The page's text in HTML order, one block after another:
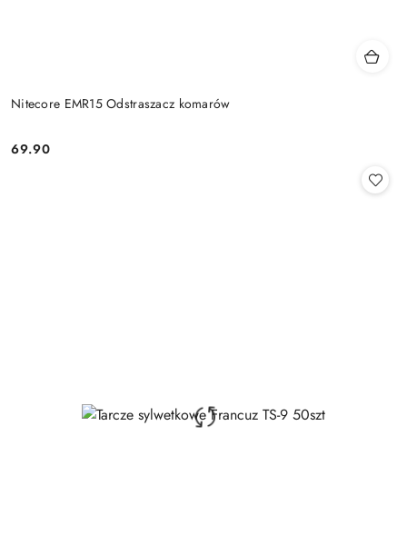
Nitecore EMR15 Odstraszacz komarów
Cena:
69.90